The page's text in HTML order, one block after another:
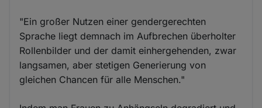
"Ein großer Nutzen einer gendergerechten
Sprache liegt demnach im Aufbrechen überholter
Rollenbilder und der damit einhergehenden, zwar
langsamen, aber stetigen Generierung von
gleichen Chancen für alle Menschen."